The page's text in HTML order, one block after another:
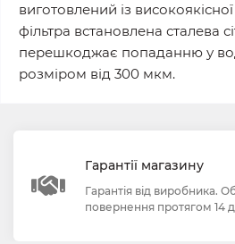
виготовлений із
фільтра встановлена сталева
перешкоджає попаданню у
розміром від 300 мкм.
Гарантії магазину
Гарантія від виробника.
повернення протягом 14